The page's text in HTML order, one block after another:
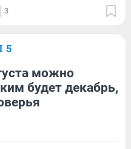
3
5
можно
будет декабрь,